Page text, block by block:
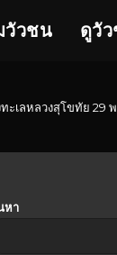
วัวชน ดูวั
เลหลวงสุโขทัย 29
หา